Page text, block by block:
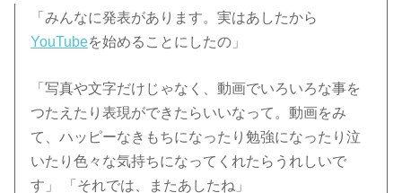
「みんなに発表があります。実はあしたから
YouTubeを始めることにしたの」
「写真や文字だけじゃなく、動画でいろいろな事を
つたえたり表現ができたらいいなって。動画をみ
て、ハッピーなきもちになったり勉強になったり泣
いたり色々な気持ちになってくれたらうれしいで
す」 「それでは、またあしたね」